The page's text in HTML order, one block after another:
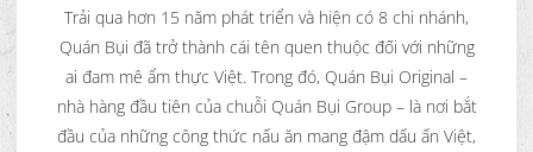
Trải qua hơn 15 năm phát triển và hiện có 8 chi nhánh,
Quán Bụi đã trở thành cái tên quen thuộc đối với những
ai đam mê ẩm thực Việt. Trong đó, Quán Bụi Original –
nhà hàng đầu tiên của chuỗi Quán Bụi Group – là nơi bắt
đầu của những công thức nấu ăn mang đậm dấu ấn Việt,